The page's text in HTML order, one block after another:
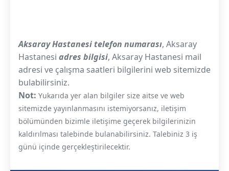
Aksaray Hastanesi telefon numarası, Aksaray
Hastanesi adres bilgisi, Aksaray Hastanesi mail
adresi ve çalışma saatleri bilgilerini web sitemizde
bulabilirsiniz.
Not: Yukarıda yer alan bilgiler size aitse ve web
sitemizde yayınlanmasını istemiyorsanız, iletişim
bölümünden bizimle iletişime geçerek bilgilerinizin
kaldırılması talebinde bulanabilirsiniz. Talebiniz 3 iş
günü içinde gerçekleştirilecektir.